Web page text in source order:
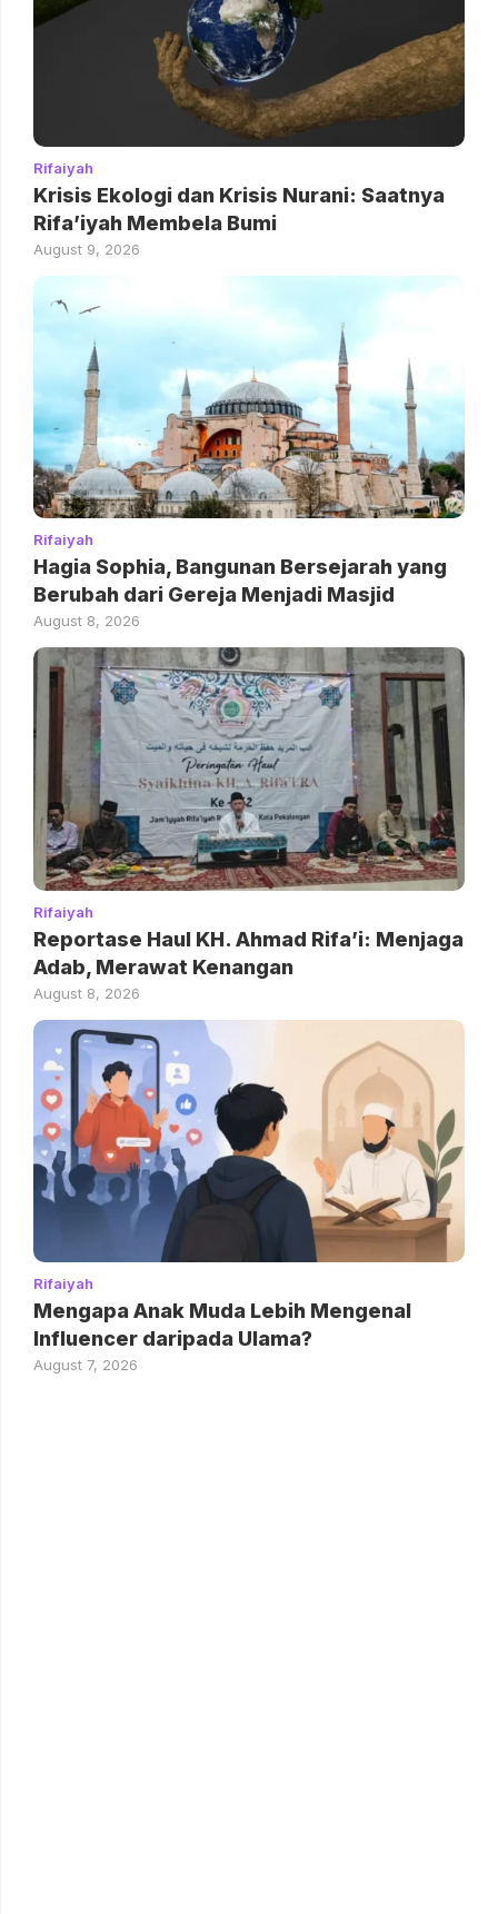
Rifaiyah
Krisis Ekologi dan Krisis Nurani: Saatnya
Rifa’iyah Membela Bumi
August 9, 2026
Rifaiyah
Hagia Sophia, Bangunan Bersejarah yang
Berubah dari Gereja Menjadi Masjid
August 8, 2026
Rifaiyah
Reportase Haul KH. Ahmad Rifa’i: Menjaga
Adab, Merawat Kenangan
August 8, 2026
Rifaiyah
Mengapa Anak Muda Lebih Mengenal
Influencer daripada Ulama?
August 7, 2026